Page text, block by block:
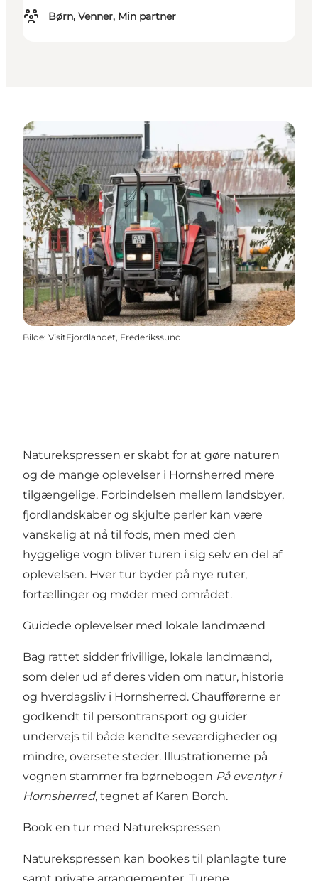
Børn, Venner, Min partner
Bilde: VisitFjordlandet, Frederikssund
Naturekspressen er skabt for at gøre naturen
og de mange oplevelser i Hornsherred mere
tilgængelige. Forbindelsen mellem landsbyer,
fjordlandskaber og skjulte perler kan være
vanskelig at nå til fods, men med den
hyggelige vogn bliver turen i sig selv en del af
oplevelsen. Hver tur byder på nye ruter,
fortællinger og møder med området.
Guidede oplevelser med lokale landmænd
Bag rattet sidder frivillige, lokale landmænd,
som deler ud af deres viden om natur, historie
og hverdagsliv i Hornsherred. Chaufførerne er
godkendt til persontransport og guider
undervejs til både kendte seværdigheder og
mindre, oversete steder. Illustrationerne på
vognen stammer fra børnebogen På eventyr i
Hornsherred, tegnet af Karen Borch.
Book en tur med Naturekspressen
Naturekspressen kan bookes til planlagte ture